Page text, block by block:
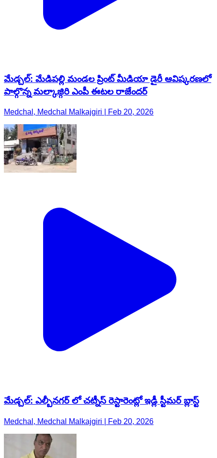
మేడ్చల్: మేడిపల్లి మండల ప్రింట్ మీడియా డైరీ ఆవిష్కరణలో
పాల్గొన్న మల్కాజ్గిరి ఎంపీ ఈటల రాజేందర్
Medchal, Medchal Malkajgiri | Feb 20, 2026
మేడ్చల్: ఎల్బీనగర్ లో చట్నీస్ రెస్టారెంట్లో ఇడ్లీ స్టీమర్ బ్లాస్ట్
Medchal, Medchal Malkajgiri | Feb 20, 2026